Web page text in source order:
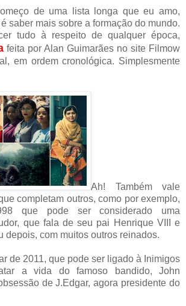
de uma lista longa que eu amo,
saber mais sobre a formação do mundo.
tudo à respeito de qualquer época,
feita por Alan Guimarães no site Filmow
em ordem cronológica. Simplesmente
Ah! Também vale
completam outros, como por exemplo,
que pode ser considerado uma
que fala de seu pai Henrique VIII e
depois, com muitos outros reinados.
de 2011, que pode ser ligado à Inimigos
a vida do famoso bandido, John
de J.Edgar, agora presidente do